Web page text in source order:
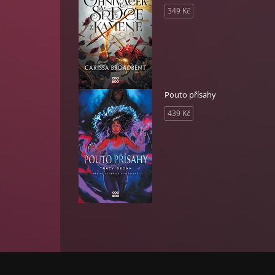
349 Kč
Pouto přísahy
439 Kč